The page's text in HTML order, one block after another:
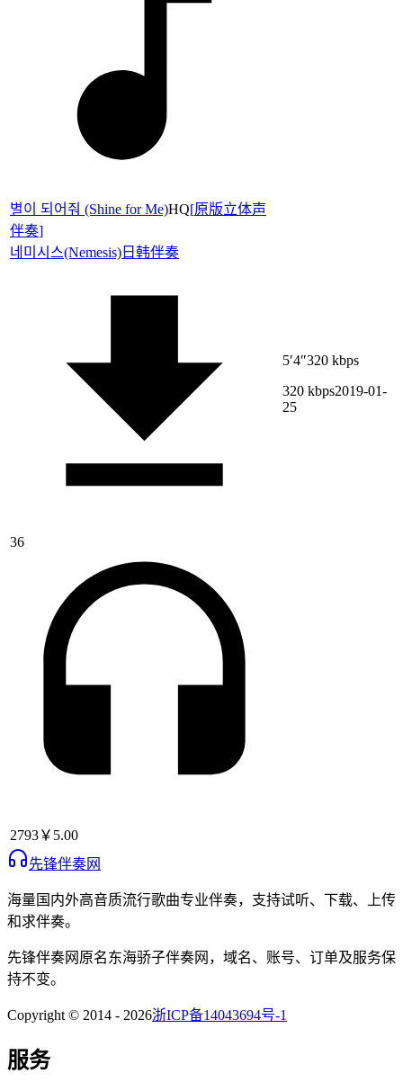
별이 되어줘 (Shine for Me)HQ[原版立体声
伴奏]
네미시스(Nemesis) 日韩伴奏
36
2793￥5.00
5′4″320 kbps
320 kbps2019-01-
25
先锋伴奏网
海量国内外高音质流行歌曲专业伴奏，支持试听、下载、上传
和求伴奏。
先锋伴奏网 原名东海骄子伴奏网 ，域名、账号、订单及服务保
持不变。
Copyright © 2014 - 2026浙ICP备14043694号-1
服务